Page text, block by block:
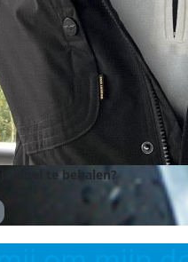
doel te behalen?